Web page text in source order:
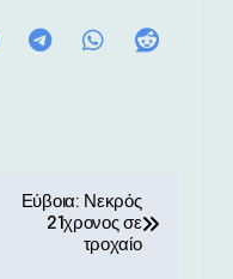
Εύβοια: Νεκρός
21χρονος σε
τροχαίο